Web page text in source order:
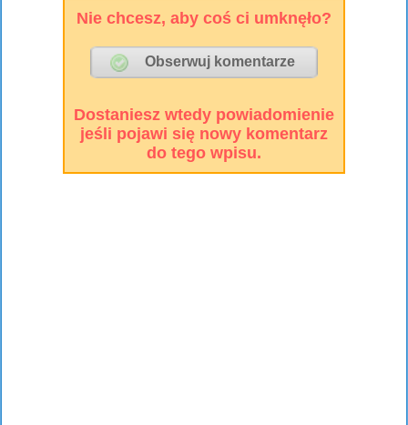
Nie chcesz, aby coś ci umknęło?
Dostaniesz wtedy powiadomienie
jeśli pojawi się nowy komentarz
do tego wpisu.